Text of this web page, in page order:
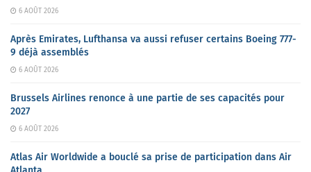
6 AOÛT 2026
Après Emirates, Lufthansa va aussi refuser certains Boeing 777-
9 déjà assemblés
6 AOÛT 2026
Brussels Airlines renonce à une partie de ses capacités pour
2027
6 AOÛT 2026
Atlas Air Worldwide a bouclé sa prise de participation dans Air